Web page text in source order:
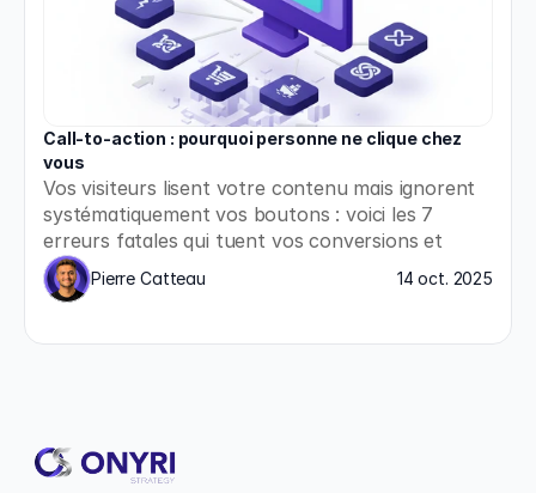
Call-to-action : pourquoi personne ne clique chez
vous
Vos visiteurs lisent votre contenu mais ignorent
systématiquement vos boutons : voici les 7
erreurs fatales qui tuent vos conversions et
comment les corriger immédiatement.
Pierre Catteau 14 oct. 2025